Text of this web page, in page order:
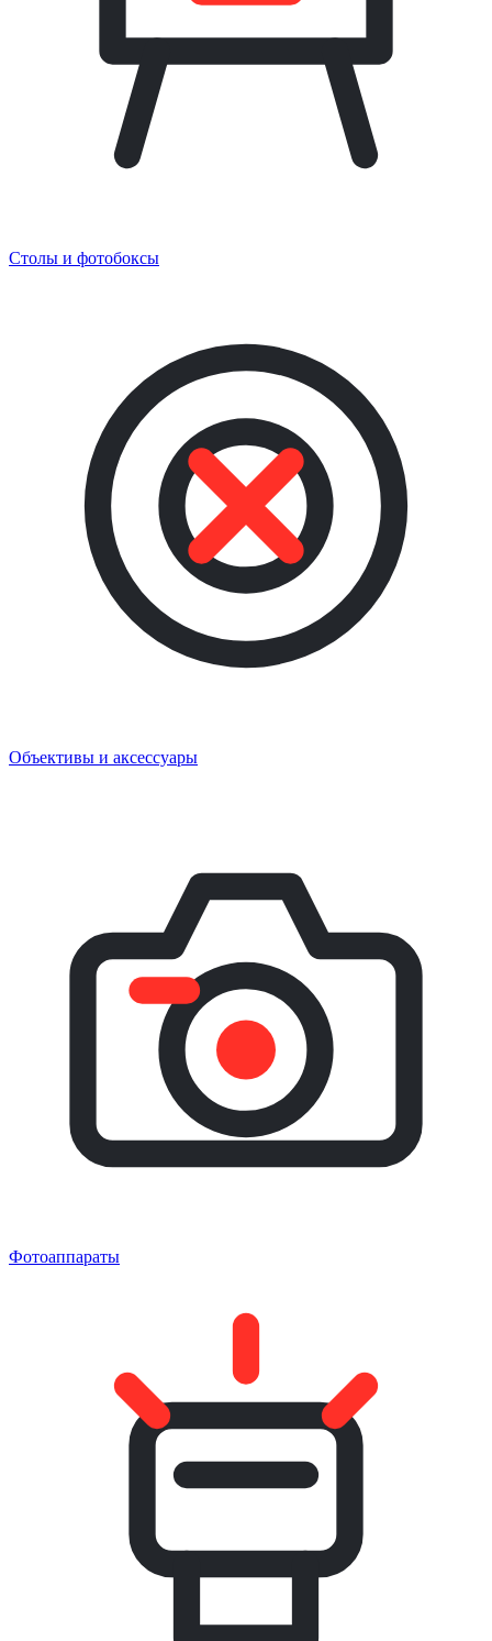
Столы и фотобоксы
Объективы и аксессуары
Фотоаппараты